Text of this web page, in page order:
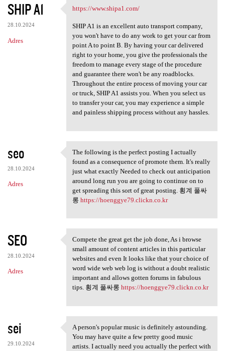
SHIP A1
28.10.2024
Adres
https://www.shipa1.com/
https://www.shipa1.com/
SHIP A1 is an excellent auto transport company,
you won't have to do any work to get your car from
point A to point B. By having your car delivered
right to your home, you give the professionals the
freedom to manage every stage of the procedure
and guarantee there won't be any roadblocks.
Throughout the entire process of moving your car
or truck, SHIP A1 assists you. When you select us
to transfer your car, you may experience a simple
and painless shipping process without any hassles.
seo
28.10.2024
Adres
The following is the perfect
The following is the perfect posting I actually
found as a consequence of promote them. It's really
just what exactly Needed to check out anticipation
around long run you are going to continue on to
get spreading this sort of great posting. 횡계 풀싸
롱 https://hoenggye79.clickn.co.kr
SEO
28.10.2024
Adres
Compete the great get the job
Compete the great get the job done, As i browse
small amount of content articles in this particular
websites and even It looks like that your choice of
word wide web web log is without a doubt realistic
important and allows gotten forums in fabulous
tips. 횡계 풀싸롱 https://hoenggye79.clickn.co.kr
sei
29.10.2024
A person's popular music is
A person's popular music is definitely astounding.
You may have quite a few pretty good music
artists. I actually need you actually the perfect with